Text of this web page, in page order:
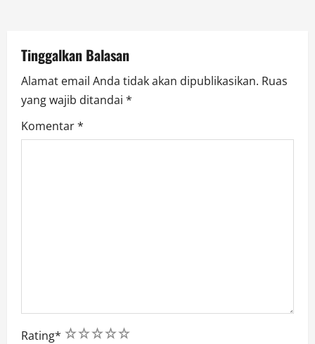
o
n
Tinggalkan Balasan
Alamat email Anda tidak akan dipublikasikan. Ruas
yang wajib ditandai *
Komentar*
Rating* 5
4
3
2
1